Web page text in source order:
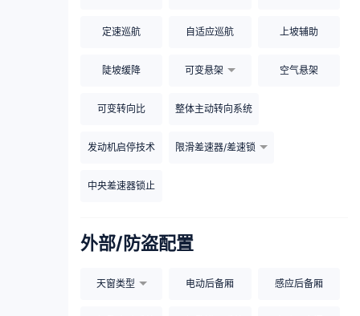
定速巡航 自适应巡航 上坡辅助
陡坡缓降 可变悬架 空气悬架
可变转向比 整体主动转向系统
发动机启停技术 限滑差速器/差速锁
中央差速器锁止
外部/防盗配置
天窗类型 电动后备厢 感应后备厢